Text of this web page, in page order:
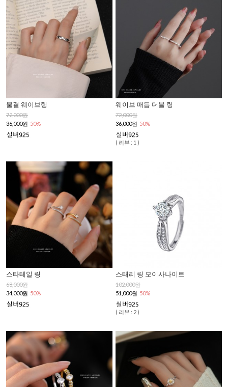
물결 웨이브링
72,000원
36,000원 50%
웨이브 매듭 더블 링
72,000원
36,000원 50%
( 리뷰 : 1 )
스타테일 링
68,000원
34,000원 50%
스태리 링 모이사나이트
102,000원
51,000원 50%
( 리뷰 : 2 )